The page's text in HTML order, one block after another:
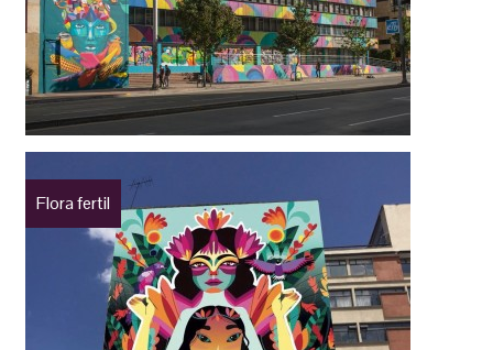
Flora fertil